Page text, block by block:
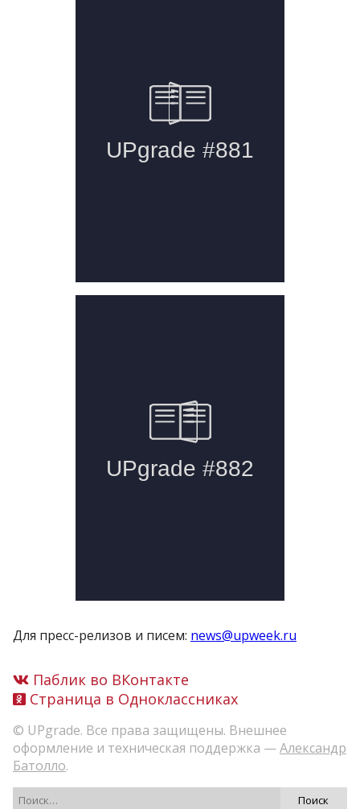
Для пресс-релизов и писем: news@upweek.ru
Паблик во ВКонтакте
Страница в Одноклассниках
© UPgrade. Все права защищены. Внешнее
оформление и техническая поддержка —Александр
Батолло.